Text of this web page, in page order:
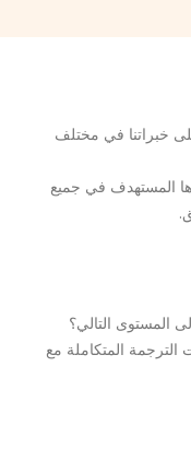
خبراتنا في مختلف
المستهدف في جميع
المستوى التالي؟
المتكاملة مع